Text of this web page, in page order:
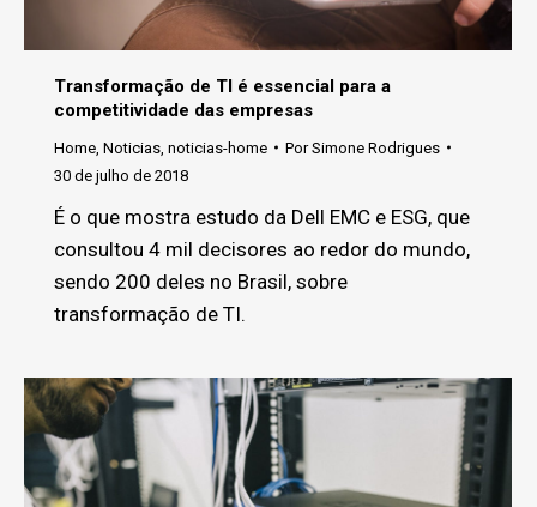
Transformação de TI é essencial para a
competitividade das empresas
Home Noticias noticias-home PorSimone Rodrigues
30 de julho de 2018
É o que mostra estudo da Dell EMC e ESG, que
consultou 4 mil decisores ao redor do mundo,
sendo 200 deles no Brasil, sobre
transformação de TI.